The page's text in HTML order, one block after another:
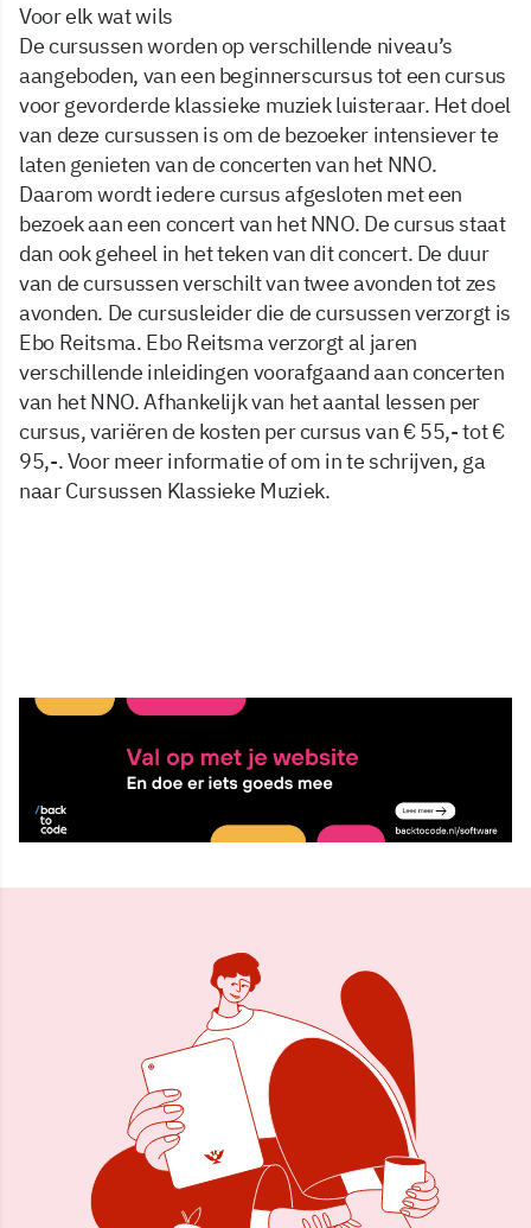
Voor elk wat wils
De cursussen worden op verschillende niveau’s
aangeboden, van een beginnerscursus tot een cursus
voor gevorderde klassieke muziek luisteraar. Het doel
van deze cursussen is om de bezoeker intensiever te
laten genieten van de concerten van het NNO.
Daarom wordt iedere cursus afgesloten met een
bezoek aan een concert van het NNO. De cursus staat
dan ook geheel in het teken van dit concert. De duur
van de cursussen verschilt van twee avonden tot zes
avonden. De cursusleider die de cursussen verzorgt is
Ebo Reitsma. Ebo Reitsma verzorgt al jaren
verschillende inleidingen voorafgaand aan concerten
van het NNO. Afhankelijk van het aantal lessen per
cursus, variëren de kosten per cursus van € 55,- tot €
95,-. Voor meer informatie of om in te schrijven, ga
naar Cursussen Klassieke Muziek.
13 sep 2010, 15:00
Delen